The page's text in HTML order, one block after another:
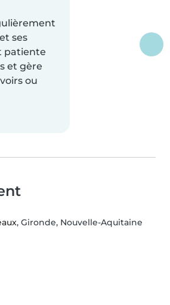
ses
patiente
et gère
ou
, Gironde, Nouvelle-Aquitaine